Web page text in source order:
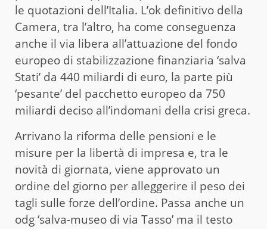
le quotazioni dell’Italia. L’ok definitivo della
Camera, tra l’altro, ha come conseguenza
anche il via libera all’attuazione del fondo
europeo di stabilizzazione finanziaria ‘salva
Stati’ da 440 miliardi di euro, la parte più
‘pesante’ del pacchetto europeo da 750
miliardi deciso all’indomani della crisi greca.
Arrivano la riforma delle pensioni e le
misure per la libertà di impresa e, tra le
novità di giornata, viene approvato un
ordine del giorno per alleggerire il peso dei
tagli sulle forze dell’ordine. Passa anche un
odg ‘salva-museo di via Tasso’ ma il testo